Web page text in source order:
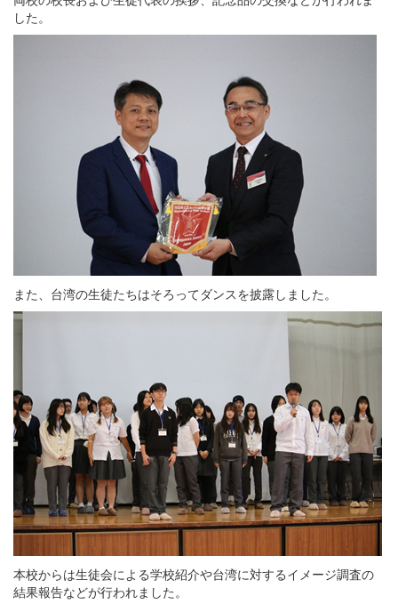
した。
また、台湾の生徒たちはそろってダンスを披露しました。
本校からは生徒会による学校紹介や台湾に対するイメージ調査の
結果報告などが行われました。